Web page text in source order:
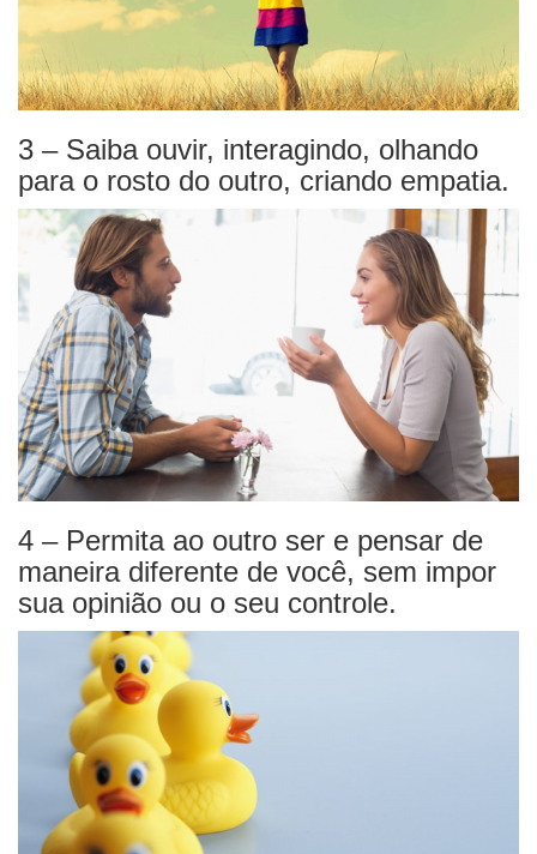
3 – Saiba ouvir, interagindo, olhando
para o rosto do outro, criando empatia.
4 – Permita ao outro ser e pensar de
maneira diferente de você, sem impor
sua opinião ou o seu controle.